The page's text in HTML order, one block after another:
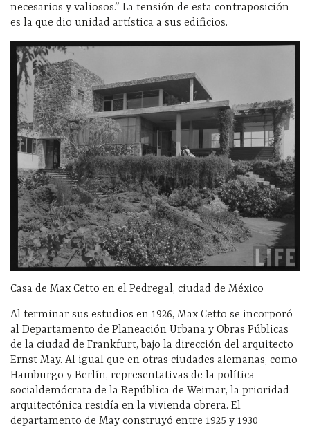
necesarios y valiosos.” La tensión de esta contraposición
es la que dio unidad artística a sus edificios.
Casa de Max Cetto en el Pedregal, ciudad de México
Al terminar sus estudios en 1926, Max Cetto se incorporó
al Departamento de Planeación Urbana y Obras Públicas
de la ciudad de Frankfurt, bajo la dirección del arquitecto
Ernst May. Al igual que en otras ciudades alemanas, como
Hamburgo y Berlín, representativas de la política
socialdemócrata de la República de Weimar, la prioridad
arquitectónica residía en la vivienda obrera. El
departamento de May construyó entre 1925 y 1930